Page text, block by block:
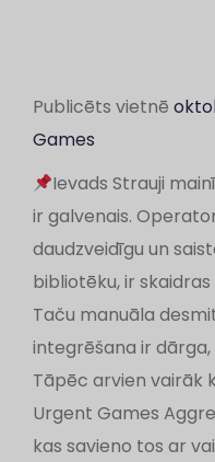
Publicēts vietnē
Games
Ievads Strauji
ir galvenais.
daudzveidīgu un
bibliotēku, ir
Taču manuāla
integrēšana ir
Tāpēc arvien vairāk
Urgent Games
kas savieno tos ar